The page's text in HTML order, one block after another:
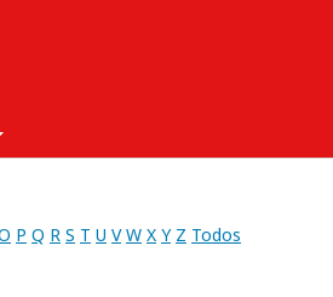
P Q R S T U V W X Y Z Todos